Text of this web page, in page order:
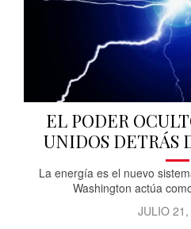
EL PODER
UNIDOS DETRÁS
La energía es el nuevo
Washington actúa
JULIO